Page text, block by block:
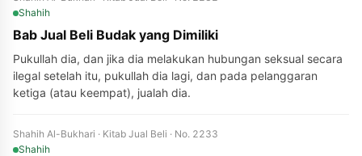
Shahih
Bab Jual Beli Budak yang Dimiliki
Pukullah dia, dan jika dia melakukan hubungan seksual secara
ilegal setelah itu, pukullah dia lagi, dan pada pelanggaran
ketiga (atau keempat), jualah dia.
Shahih Al-Bukhari · Kitab Jual Beli · No. 2233
Shahih